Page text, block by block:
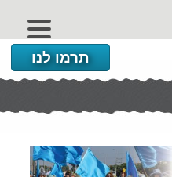
תרמו לנו